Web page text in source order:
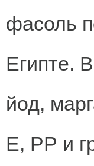
фасоль
Египте.
йод,
Е, РР и